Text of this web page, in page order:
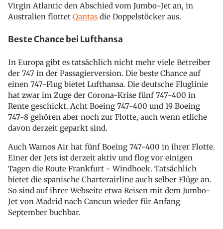
Virgin Atlantic den Abschied vom Jumbo-Jet an, in
Australien flottet Qantas die Doppelstöcker aus.
Beste Chance bei Lufthansa
In Europa gibt es tatsächlich nicht mehr viele Betreiber
der 747 in der Passagierversion. Die beste Chance auf
einen 747-Flug bietet Lufthansa. Die deutsche Fluglinie
hat zwar im Zuge der Corona-Krise fünf 747-400 in
Rente geschickt. Acht Boeing 747-400 und 19 Boeing
747-8 gehören aber noch zur Flotte, auch wenn etliche
davon derzeit geparkt sind.
Auch Wamos Air hat fünf Boeing 747-400 in ihrer Flotte.
Einer der Jets ist derzeit aktiv und flog vor einigen
Tagen die Route Frankfurt - Windhoek. Tatsächlich
bietet die spanische Charterairline auch selber Flüge an.
So sind auf ihrer Webseite etwa Reisen mit dem Jumbo-
Jet von Madrid nach Cancun wieder für Anfang
September buchbar.